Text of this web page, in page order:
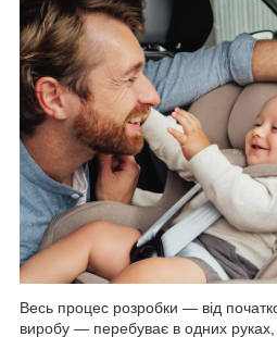
Весь процес розробки — від
виробу — перебуває в одних